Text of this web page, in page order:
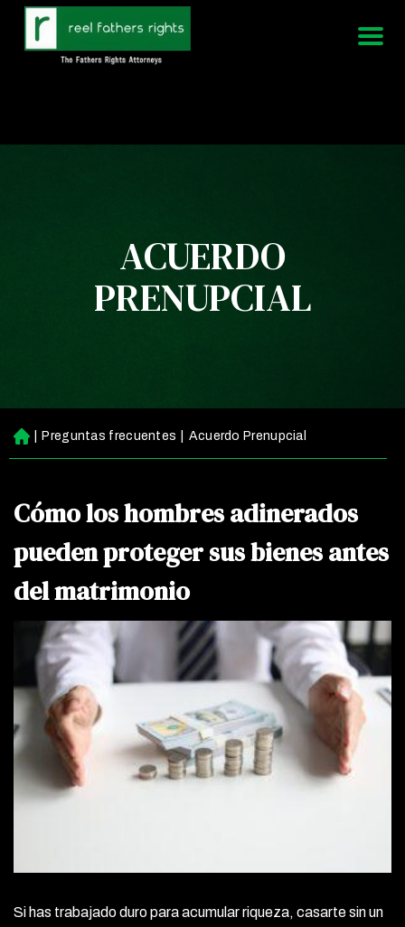
951-339-3826
Estamos disponibles 24/7
ACUERDO
PRENUPCIAL
Ini
ci
Preguntas frecuentes Acuerdo Prenupcial
Cómo los hombres adinerados
pueden proteger sus bienes antes
del matrimonio
Si has trabajado duro para acumular riqueza, casarte sin un